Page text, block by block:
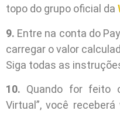
topo do grupo oficial da
9. Entre na conta do
carregar o valor
Siga todas as
10. Quando for feito
Virtual”, você